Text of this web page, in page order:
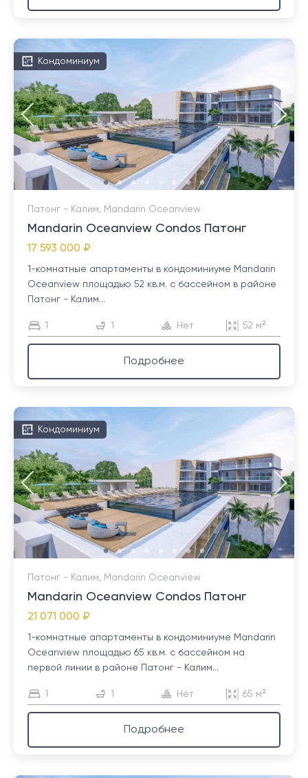
Кондоминиум
Патонг - Калим, Mandarin Oceanview
Mandarin Oceanview Condos Патонг
17 593 000 ₽
1-комнатные апартаменты в кондоминиуме Mandarin
Oceanview площадью 52 кв.м. с бассейном в районе
Патонг - Калим...
1 1 Нет 52 м²
Подробнее
Кондоминиум
Патонг - Калим, Mandarin Oceanview
Mandarin Oceanview Condos Патонг
21 071 000 ₽
1-комнатные апартаменты в кондоминиуме Mandarin
Oceanview площадью 65 кв.м. с бассейном на
первой линии в районе Патонг - Калим...
1 1 Нет 65 м²
Подробнее